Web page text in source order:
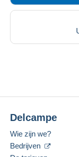
Delcampe
Wie zijn we?
Bedrijven